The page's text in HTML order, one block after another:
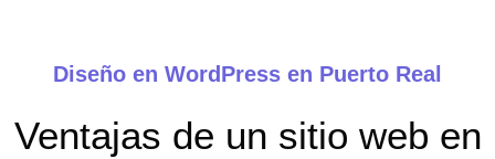
Diseño en WordPress en Puerto Real
Ventajas de un sitio web en